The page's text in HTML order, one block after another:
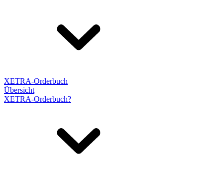
XETRA-Orderbuch
Übersicht
XETRA-Orderbuch?